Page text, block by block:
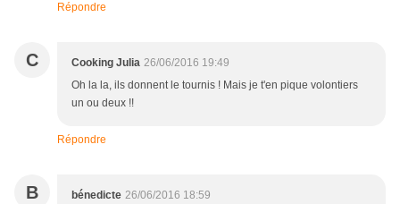
Répondre
C Cooking Julia 26/06/2016 19:49
Oh la la, ils donnent le tournis ! Mais je t'en pique volontiers
un ou deux !!
Répondre
B bénedicte 26/06/2016 18:59